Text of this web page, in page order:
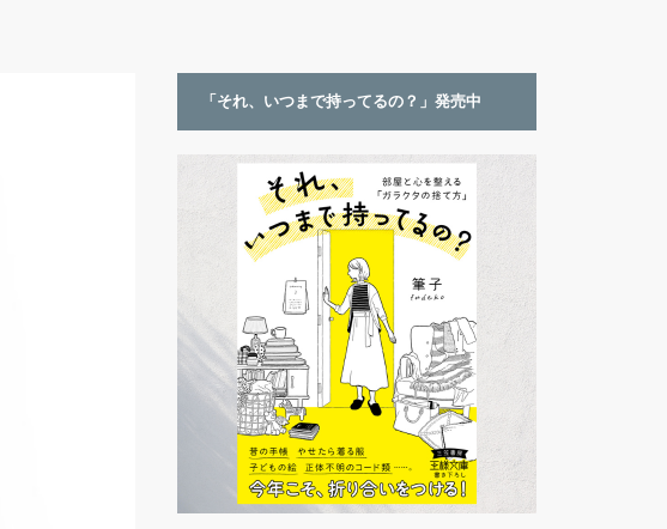
「それ、いつまで持ってるの？」発売中